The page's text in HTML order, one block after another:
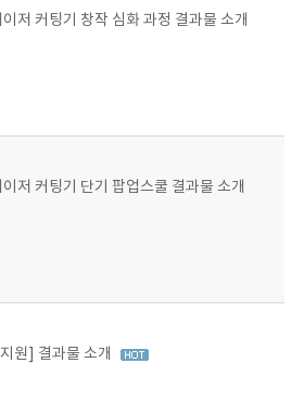
저 커팅기 창작 심화 과정 결과물 소개
저 커팅기 단기 팝업스쿨 결과물 소개
원] 결과물 소개